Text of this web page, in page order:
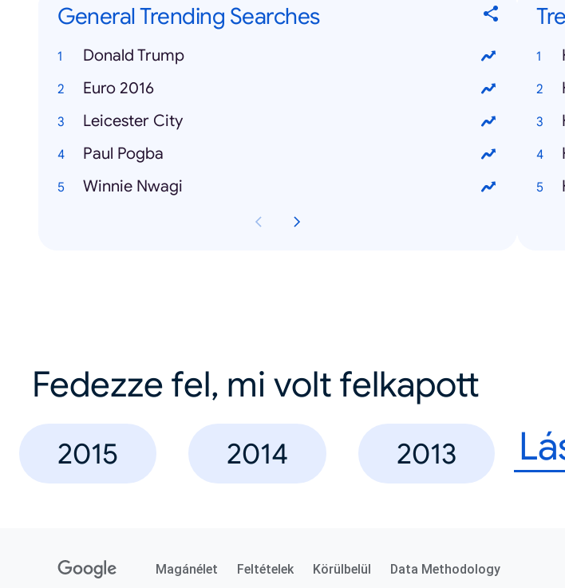
General Trending Searches
Donald Trump
Euro 2016
Leicester City
Paul Pogba
Winnie Nwagi
Fedezze fel, mi volt felkapott
2015 2014 2013
Magánélet Feltételek Körülbelül Data Methodology